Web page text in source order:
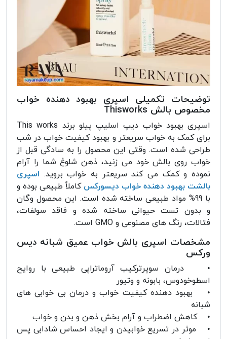
توضیحات تکمیلی اسپری بهبود دهنده خواب
مخصوص بالش Thisworks
اسپری بهبود خواب دیپ اسلیپ پیلو برند This works
برای کمک به خواب سریعتر و بهبود کیفیت خواب در شب
طراحی شده است. وقتی این محصول را به سادگی قبل از
خواب روی بالش خود می زنید، ذهن شلوغ شما را آرام
نموده و کمک می کند سریعتر به خواب بروید. اسپری
بالشت بهبود دهنده خواب دیسورکس کاملاً طبیعی بوده و
با 99% مواد طبیعی ساخته شده است. این محصول وگان
و بدون تست حیوانی ساخته شده و فاقد سولفات،
فتالات، رنگ های مصنوعی و GMO است.
مشخصات اسپری بالش خواب عمیق شبانه دیس
ورکس
• درمان سوپرترکیب آروماتراپی طبیعی با روایح
اسطوخودوس، بابونه و وتیور
• بهبود دهنده کیفیت خواب و درمان بی خوابی های
شبانه
• کاهش اضطراب و آرام بخش ذهن و بدن و خواب
• موثر در تسریع خوابیدن و ایجاد احساس شادابی پس